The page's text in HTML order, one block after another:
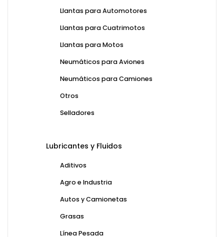
Llantas para Automotores
Llantas para Cuatrimotos
Llantas para Motos
Neumáticos para Aviones
Neumáticos para Camiones
Otros
Selladores
Lubricantes y Fluidos
Aditivos
Agro e Industria
Autos y Camionetas
Grasas
Línea Pesada